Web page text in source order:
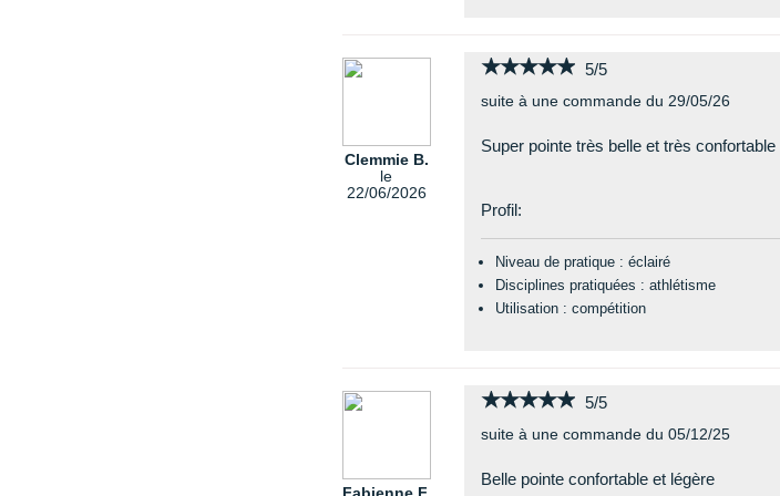
Clemmie B.
le
22/06/2026
★★★★★
★★★★★ 5/5
suite à une commande du 29/05/26
Super pointe très belle et très confortable
Profil:
Niveau de pratique : éclairé
Disciplines pratiquées : athlétisme
Utilisation : compétition
★★★★★
★★★★★ 5/5
suite à une commande du 05/12/25
Belle pointe confortable et légère